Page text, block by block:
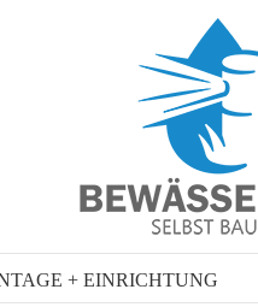
+ EINRICHTUNG